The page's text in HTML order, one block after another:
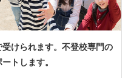
けられます。不登校専門の
トします。